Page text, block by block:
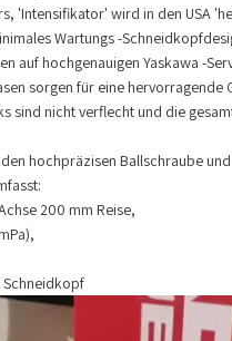
'Intensifikator' wird in den USA
Wartungs -
auf hochgenauigen Yaskawa -
sorgen für eine hervorragende
sind nicht verflecht und die
hochpräzisen Ballschraube
200 mm Reise,
Schneidkopf